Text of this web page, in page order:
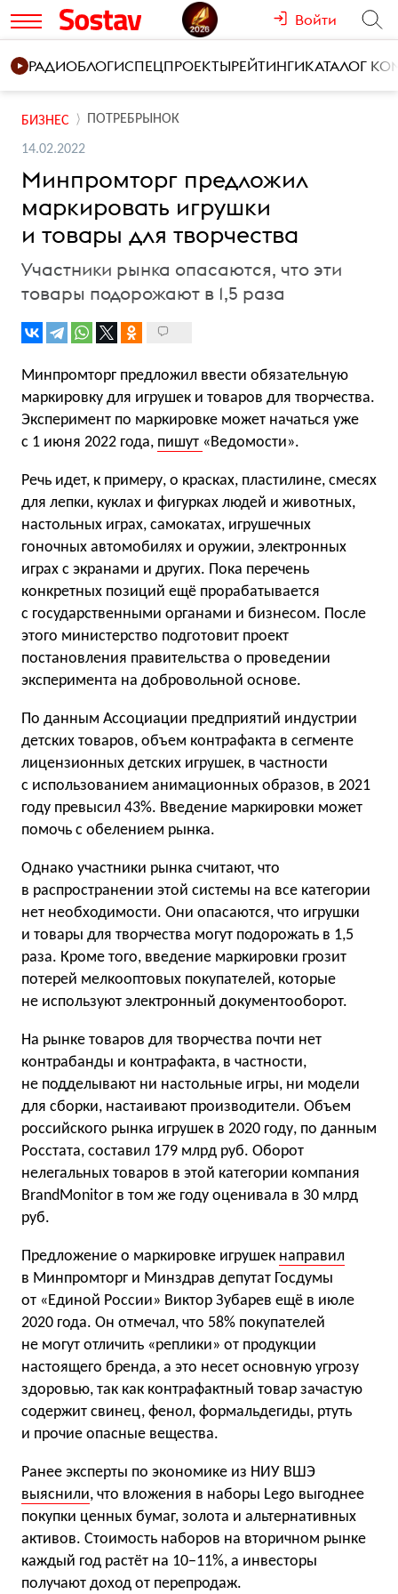
Войти
РАДИОБЛОГИСПЕЦПРОЕКТЫРЕЙТИНГИКАТАЛОГ
БИЗНЕС ПОТРЕБРЫНОК
14.02.2022
Минпромторг предложил
маркировать игрушки
и товары для творчества
Участники рынка опасаются, что эти
товары подорожают в 1,5 раза
Минпромторг предложил ввести обязательную
маркировку для игрушек и товаров для творчества.
Эксперимент по маркировке может начаться уже
с 1 июня 2022 года, пишут «Ведомости».
Речь идет, к примеру, о красках, пластилине, смесях
для лепки, куклах и фигурках людей и животных,
настольных играх, самокатах, игрушечных
гоночных автомобилях и оружии, электронных
играх с экранами и других. Пока перечень
конкретных позиций ещё прорабатывается
с государственными органами и бизнесом. После
этого министерство подготовит проект
постановления правительства о проведении
эксперимента на добровольной основе.
По данным Ассоциации предприятий индустрии
детских товаров, объем контрафакта в сегменте
лицензионных детских игрушек, в частности
с использованием анимационных образов, в 2021
году превысил 43%. Введение маркировки может
помочь с обелением рынка.
Однако участники рынка считают, что
в распространении этой системы на все категории
нет необходимости. Они опасаются, что игрушки
и товары для творчества могут подорожать в 1,5
раза. Кроме того, введение маркировки грозит
потерей мелкооптовых покупателей, которые
не используют электронный документооборот.
На рынке товаров для творчества почти нет
контрабанды и контрафакта, в частности,
не подделывают ни настольные игры, ни модели
для сборки, настаивают производители. Объем
российского рынка игрушек в 2020 году, по данным
Росстата, составил 179 млрд руб. Оборот
нелегальных товаров в этой категории компания
BrandMonitor в том же году оценивала в 30 млрд
руб.
Предложение о маркировке игрушек направил
в Минпромторг и Минздрав депутат Госдумы
от «Единой России» Виктор Зубарев ещё в июле
2020 года. Он отмечал, что 58% покупателей
не могут отличить «реплики» от продукции
настоящего бренда, а это несет основную угрозу
здоровью, так как контрафактный товар зачастую
содержит свинец, фенол, формальдегиды, ртуть
и прочие опасные вещества.
Ранее эксперты по экономике из НИУ ВШЭ
выяснили, что вложения в наборы Lego выгоднее
покупки ценных бумаг, золота и альтернативных
активов. Стоимость наборов на вторичном рынке
каждый год растёт на 10−11%, а инвесторы
получают доход от перепродаж.